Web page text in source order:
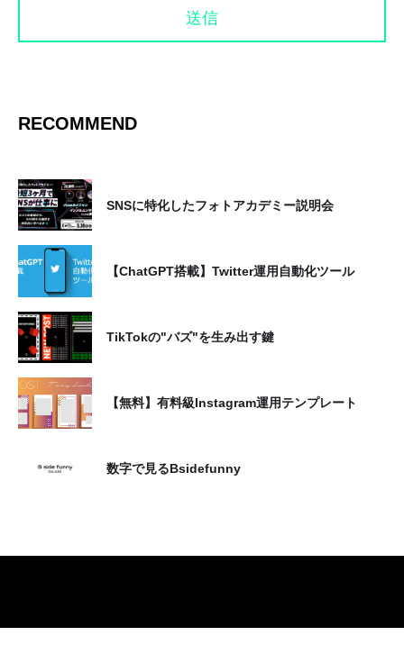
ご注文・ご意見・ご要望などの正確な把握のため
当社は、「個人情報の保護に関する法律」を遵守
し、当社または当社グループ会社が行う次の事業
に関するご案内・ご提案、契約の締結・履行、ア
フターサービスの実施、お客さまへの連絡・通
信、新しい商品・サービスの開発、及びお客さま
に有益と思われる情報の提供などのために、お客
さまの個人情報を利用させていただきます。
1.デジタルトランスフォーメーション(DX)事
業
3.ブロックチェーン事業
RECOMMEND
SNSに特化したフォトアカデミー説明会
【ChatGPT搭載】Twitter運用自動化ツール
TikTokの"バズ"を生み出す鍵
【無料】有料級Instagram運用テンプレート
数字で見るBsidefunny